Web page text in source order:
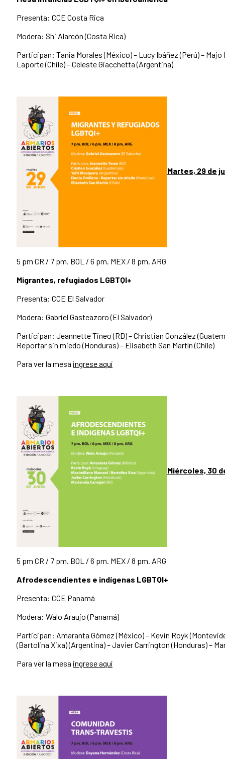
Presenta: CCE Costa Rica
Modera: Shi Alarcón (Costa Rica)
Participan: Tania Morales (México) – Lucy Ibáñez (Perú) –
Laporte (Chile) – Celeste Giacchetta (Argentina)
Martes, 29 de
5 pm CR / 7 pm. BOL / 6 pm. MEX / 8 pm. ARG
Migrantes, refugiados LGBTQI+
Presenta: CCE El Salvador
Modera: Gabriel Gasteazoro (El Salvador)
Participan: Jeannette Tineo (RD) – Christian González
Reportar sin miedo (Honduras) – Elisabeth San Martín (Chile)
Para ver la mesa ingrese aquí
Miércoles, 30
5 pm CR / 7 pm. BOL / 6 pm. MEX / 8 pm. ARG
Afrodescendientes e indígenas LGBTQI+
Presenta: CCE Panamá
Modera: Walo Araujo (Panamá)
Participan: Amaranta Gómez (México) – Kevin Royk
(Bartolina Xixa) (Argentina) – Javier Carrington (Honduras) –
Para ver la mesa ingrese aquí